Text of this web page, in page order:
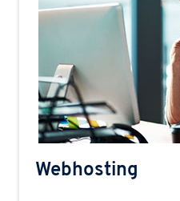
Webhosting